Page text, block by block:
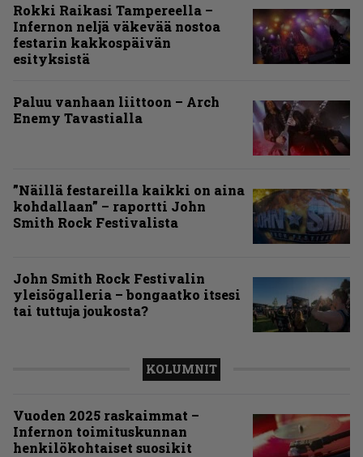
Rokki Raikasi Tampereella –
Infernon neljä väkevää nostoa
festarin kakkospäivän
esityksistä
Paluu vanhaan liittoon – Arch
Enemy Tavastialla
”Näillä festareilla kaikki on aina
kohdallaan” – raportti John
Smith Rock Festivalista
John Smith Rock Festivalin
yleisögalleria – bongaatko itsesi
tai tuttuja joukosta?
KOLUMNIT
Vuoden 2025 raskaimmat –
Infernon toimituskunnan
henkilökohtaiset suosikit